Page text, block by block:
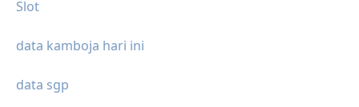
Slot
data kamboja hari ini
data sgp